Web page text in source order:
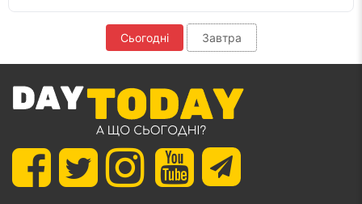
Сьогодні Завтра